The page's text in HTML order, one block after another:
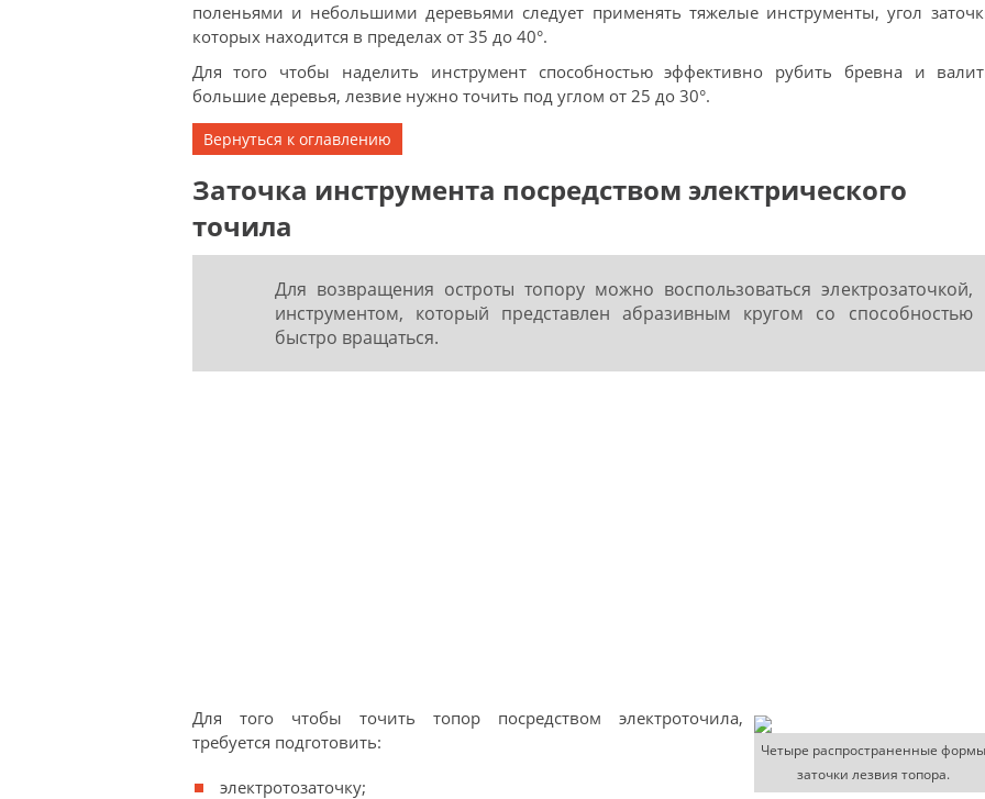
поленьями и небольшими деревьями следует применять тяжелые инструменты, угол
которых находится в пределах от 35 до 40°.
Для того чтобы наделить инструмент способностью эффективно рубить бревна и
большие деревья, лезвие нужно точить под углом от 25 до 30°.
Вернуться к оглавлению
Заточка инструмента посредством электрического
точила
Для возвращения остроты топору можно воспользоваться электрозаточкой,
инструментом, который представлен абразивным кругом со способностью
быстро вращаться.
Четыре распространенные формы
заточки лезвия топора.
Для того чтобы точить топор посредством электроточила,
требуется подготовить:
электротозаточку;